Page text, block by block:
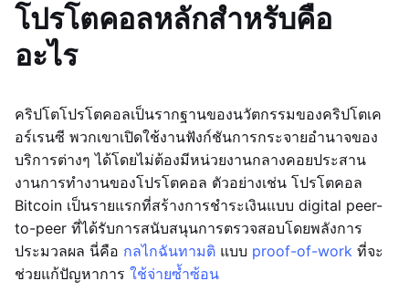
โปรโตคอลหลักสำหรับคือ
อะไร
คริปโตโปรโตคอลเป็นรากฐานของนวัตกรรมของคริปโตเค
อร์เรนซี พวกเขาเปิดใช้งานฟังก์ชันการกระจายอำนาจของ
บริการต่างๆ ได้โดยไม่ต้องมีหน่วยงานกลางคอยประสาน
งานการทำงานของโปรโตคอล ตัวอย่างเช่น โปรโตคอล
Bitcoin เป็นรายแรกที่สร้างการชำระเงินแบบ digital peer-
to-peer ที่ได้รับการสนับสนุนการตรวจสอบโดยพลังการ
ประมวลผล นี่คือ กลไกฉันทามติ แบบ proof-of-work ที่จะ
ช่วยแก้ปัญหาการ ใช้จ่ายซ้ำซ้อน